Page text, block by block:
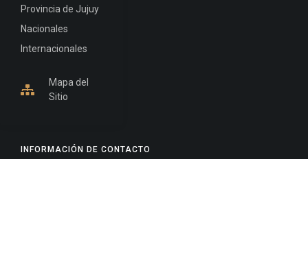
INFORMACIÓN DE CONTACTO
Provincia de Jujuy
Nacionales
Internacionales
Mapa del
Sitio